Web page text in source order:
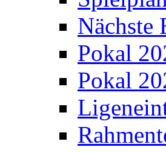
Nächste
Pokal
Pokal